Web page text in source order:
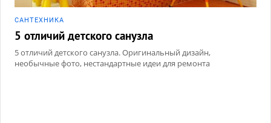
САНТЕХНИКА
5 отличий детского санузла
5 отличий детского санузла. Оригинальный дизайн,
необычные фото, нестандартные идеи для ремонта